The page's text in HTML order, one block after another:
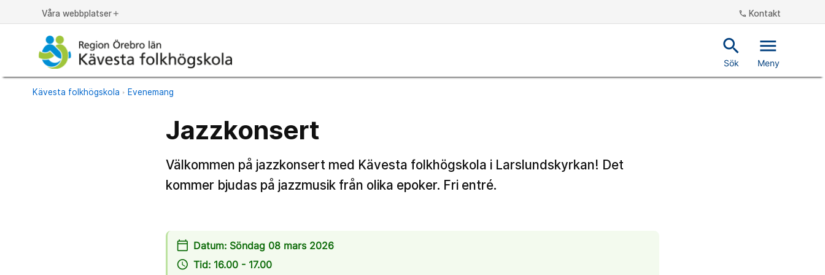
Våra webbplatser add phone Kontakt
search
Sök
menu
Meny
Kävesta folkhögskola Evenemang
Jazzkonsert
Välkommen på jazzkonsert med Kävesta folkhögskola i Larslundskyrkan! Det
kommer bjudas på jazzmusik från olika epoker. Fri entré.
calendar_today Datum: Söndag 08 mars 2026
access_time Tid: 16.00 - 17.00